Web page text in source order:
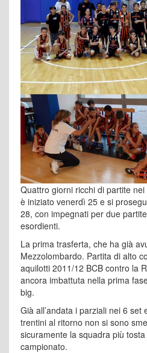
Quattro giorni ricchi di partite
è iniziato venerdì 25 e si
28, con impegnati per due
esordienti.
La prima trasferta, che ha già
Mezzolombardo. Partita di alto
aquilotti 2011/12 BCB contro la
ancora imbattuta nella prima
big.
Già all’andata i parziali nei 6
trentini al ritorno non si sono
sicuramente la squadra più
campionato.